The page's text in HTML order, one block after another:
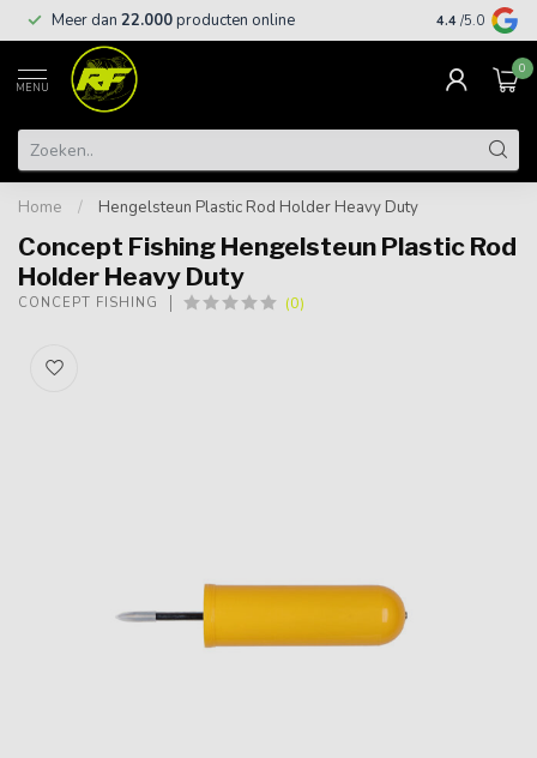
Meer dan 22.000producten online Gratis
4.4 /5.0
MENU
0
Home / Hengelsteun Plastic Rod Holder Heavy Duty
Concept Fishing Hengelsteun Plastic Rod
Holder Heavy Duty
CONCEPT FISHING (0)